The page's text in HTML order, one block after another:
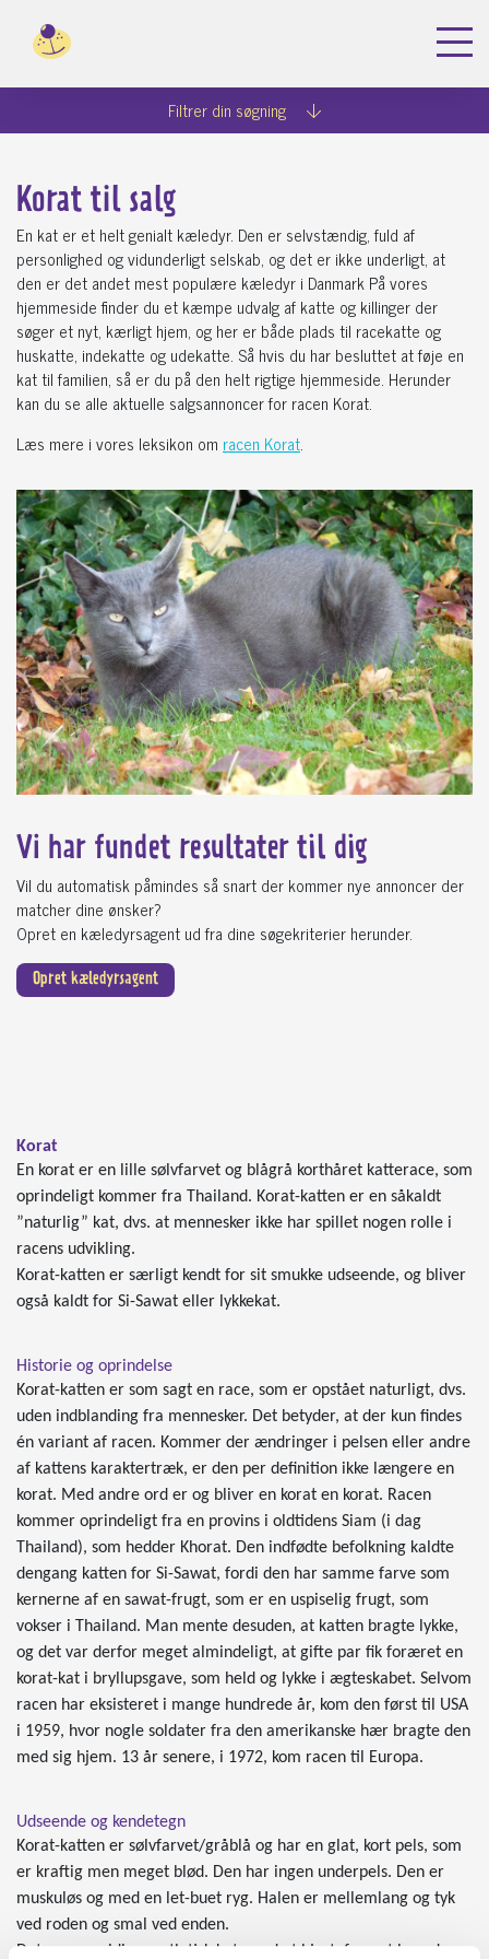
Korat
Filtrer din søgning
Korat til salg
En kat er et helt genialt kæledyr. Den er selvstændig, fuld af
personlighed og vidunderligt selskab, og det er ikke underligt, at
den er det andet mest populære kæledyr i Danmark På vores
hjemmeside finder du et kæmpe udvalg af katte og killinger der
søger et nyt, kærligt hjem, og her er både plads til racekatte og
huskatte, indekatte og udekatte. Så hvis du har besluttet at føje en
kat til familien, så er du på den helt rigtige hjemmeside. Herunder
kan du se alle aktuelle salgsannoncer for racen Korat.
Læs mere i vores leksikon om racen Korat.
Vi har fundet resultater til dig
Vil du automatisk påmindes så snart der kommer nye annoncer der
matcher dine ønsker?
Opret en kæledyrsagent ud fra dine søgekriterier herunder.
Opret kæledyrsagent
Korat
En korat er en lille sølvfarvet og blågrå korthåret katterace, som
oprindeligt kommer fra Thailand. Korat-katten er en såkaldt
”naturlig” kat, dvs. at mennesker ikke har spillet nogen rolle i
racens udvikling.
Korat-katten er særligt kendt for sit smukke udseende, og bliver
også kaldt for Si-Sawat eller lykkekat.
Historie og oprindelse
Korat-katten er som sagt en race, som er opstået naturligt, dvs.
uden indblanding fra mennesker. Det betyder, at der kun findes
én variant af racen. Kommer der ændringer i pelsen eller andre
af kattens karaktertræk, er den per definition ikke længere en
korat. Med andre ord er og bliver en korat en korat. Racen
kommer oprindeligt fra en provins i oldtidens Siam (i dag
Thailand), som hedder Khorat. Den indfødte befolkning kaldte
dengang katten for Si-Sawat, fordi den har samme farve som
kernerne af en sawat-frugt, som er en uspiselig frugt, som
vokser i Thailand. Man mente desuden, at katten bragte lykke,
og det var derfor meget almindeligt, at gifte par fik foræret en
korat-kat i bryllupsgave, som held og lykke i ægteskabet. Selvom
racen har eksisteret i mange hundrede år, kom den først til USA
i 1959, hvor nogle soldater fra den amerikanske hær bragte den
med sig hjem. 13 år senere, i 1972, kom racen til Europa.
Udseende og kendetegn
Korat-katten er sølvfarvet/gråblå og har en glat, kort pels, som
er kraftig men meget blød. Den har ingen underpels. Den er
muskuløs og med en let-buet ryg. Halen er mellemlang og tyk
ved roden og smal ved enden.
Det er en smidig og atletisk kat, med et hjerteformet hoved og